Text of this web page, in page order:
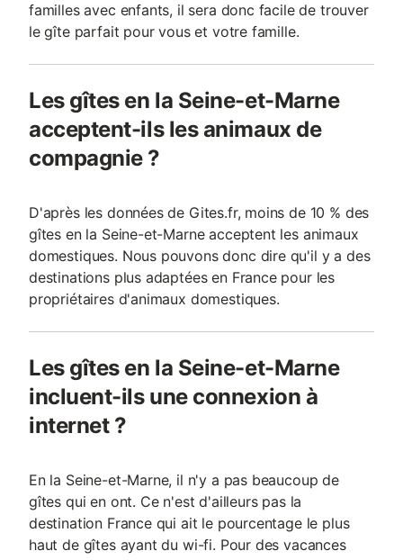
familles avec enfants, il sera donc facile de trouver
le gîte parfait pour vous et votre famille.
Les gîtes en la Seine-et-Marne
acceptent-ils les animaux de
compagnie ?
D'après les données de Gites.fr, moins de 10 % des
gîtes en la Seine-et-Marne acceptent les animaux
domestiques. Nous pouvons donc dire qu'il y a des
destinations plus adaptées en France pour les
propriétaires d'animaux domestiques.
Les gîtes en la Seine-et-Marne
incluent-ils une connexion à
internet ?
En la Seine-et-Marne, il n'y a pas beaucoup de
gîtes qui en ont. Ce n'est d'ailleurs pas la
destination France qui ait le pourcentage le plus
haut de gîtes ayant du wi-fi. Pour des vacances